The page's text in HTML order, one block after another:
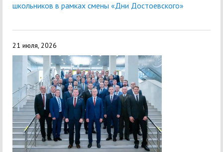
школьников в рамках смены «Дни Достоевского»
21 июля, 2026